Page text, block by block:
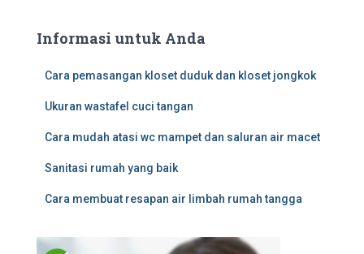
Informasi untuk Anda
Cara pemasangan kloset duduk dan kloset jongkok
Ukuran wastafel cuci tangan
Cara mudah atasi wc mampet dan saluran air macet
Sanitasi rumah yang baik
Cara membuat resapan air limbah rumah tangga